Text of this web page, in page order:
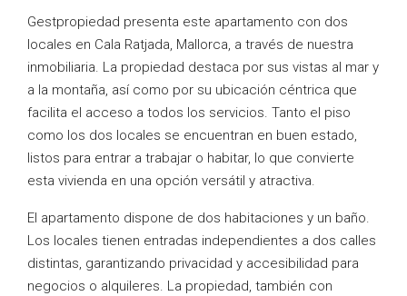
Gestpropiedad presenta este apartamento con dos
locales en Cala Ratjada, Mallorca, a través de nuestra
inmobiliaria. La propiedad destaca por sus vistas al mar y
a la montaña, así como por su ubicación céntrica que
facilita el acceso a todos los servicios. Tanto el piso
como los dos locales se encuentran en buen estado,
listos para entrar a trabajar o habitar, lo que convierte
esta vivienda en una opción versátil y atractiva.
El apartamento dispone de dos habitaciones y un baño.
Los locales tienen entradas independientes a dos calles
distintas, garantizando privacidad y accesibilidad para
negocios o alquileres. La propiedad, también con